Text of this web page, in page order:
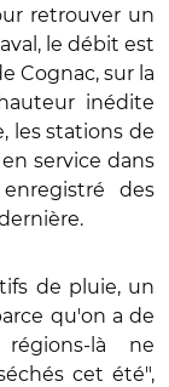
retrouver un
le débit est
Cognac, sur la
inédite
les stations de
service dans
des
de pluie, un
qu'on a de
là ne
cet été",